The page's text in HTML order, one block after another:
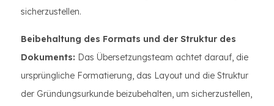
sicherzustellen.
Beibehaltung des Formats und der Struktur des
Dokuments: Das Übersetzungsteam achtet darauf, die
ursprüngliche Formatierung, das Layout und die Struktur
der Gründungsurkunde beizubehalten, um sicherzustellen,